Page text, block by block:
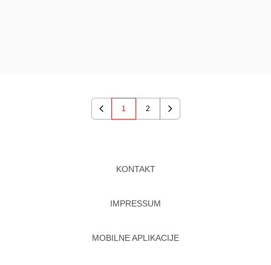
Previous
1 2
Next
KONTAKT
IMPRESSUM
MOBILNE APLIKACIJE